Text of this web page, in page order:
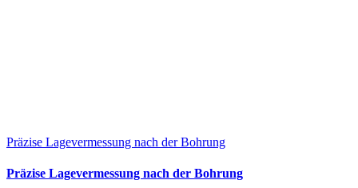
Präzise Lagevermessung nach der Bohrung
Präzise Lagevermessung nach der Bohrung